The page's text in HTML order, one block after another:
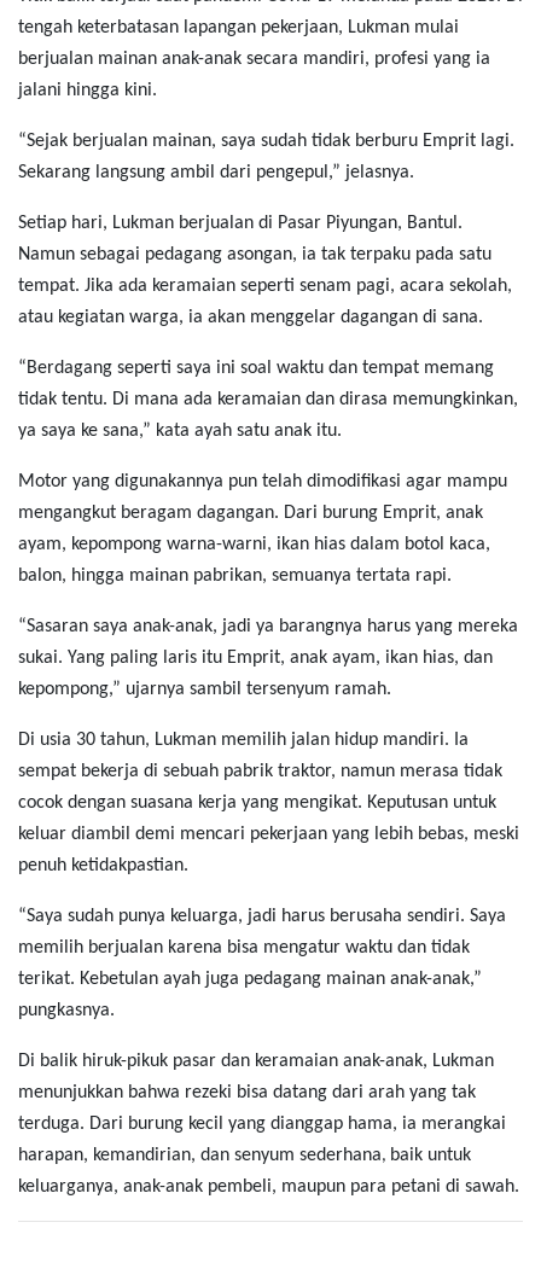
tengah keterbatasan lapangan pekerjaan, Lukman mulai
berjualan mainan anak-anak secara mandiri, profesi yang ia
jalani hingga kini.
“Sejak berjualan mainan, saya sudah tidak berburu Emprit lagi.
Sekarang langsung ambil dari pengepul,” jelasnya.
Setiap hari, Lukman berjualan di Pasar Piyungan, Bantul.
Namun sebagai pedagang asongan, ia tak terpaku pada satu
tempat. Jika ada keramaian seperti senam pagi, acara sekolah,
atau kegiatan warga, ia akan menggelar dagangan di sana.
“Berdagang seperti saya ini soal waktu dan tempat memang
tidak tentu. Di mana ada keramaian dan dirasa memungkinkan,
ya saya ke sana,” kata ayah satu anak itu.
Motor yang digunakannya pun telah dimodifikasi agar mampu
mengangkut beragam dagangan. Dari burung Emprit, anak
ayam, kepompong warna-warni, ikan hias dalam botol kaca,
balon, hingga mainan pabrikan, semuanya tertata rapi.
“Sasaran saya anak-anak, jadi ya barangnya harus yang mereka
sukai. Yang paling laris itu Emprit, anak ayam, ikan hias, dan
kepompong,” ujarnya sambil tersenyum ramah.
Di usia 30 tahun, Lukman memilih jalan hidup mandiri. Ia
sempat bekerja di sebuah pabrik traktor, namun merasa tidak
cocok dengan suasana kerja yang mengikat. Keputusan untuk
keluar diambil demi mencari pekerjaan yang lebih bebas, meski
penuh ketidakpastian.
“Saya sudah punya keluarga, jadi harus berusaha sendiri. Saya
memilih berjualan karena bisa mengatur waktu dan tidak
terikat. Kebetulan ayah juga pedagang mainan anak-anak,”
pungkasnya.
Di balik hiruk-pikuk pasar dan keramaian anak-anak, Lukman
menunjukkan bahwa rezeki bisa datang dari arah yang tak
terduga. Dari burung kecil yang dianggap hama, ia merangkai
harapan, kemandirian, dan senyum sederhana, baik untuk
keluarganya, anak-anak pembeli, maupun para petani di sawah.